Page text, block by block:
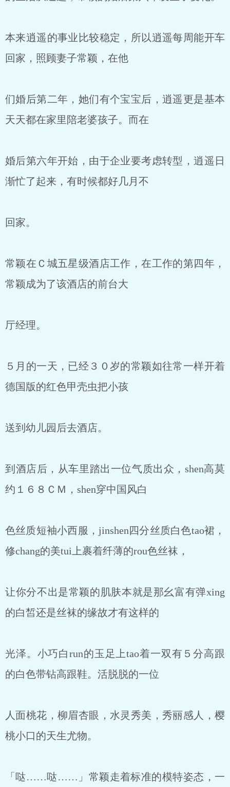
本来逍遥的事业比较稳定，所以逍遥每周能开车
回家，照顾妻子常颖，在他
们婚后第二年，她们有个宝宝后，逍遥更是基本
天天都在家里陪老婆孩子。而在
婚后第六年开始，由于企业要考虑转型，逍遥日
渐忙了起来，有时候都好几月不
回家。
常颖在Ｃ城五星级酒店工作，在工作的第四年，
常颖成为了该酒店的前台大
厅经理。
５月的一天，已经３０岁的常颖如往常一样开着
德国版的红色甲壳虫把小孩
送到幼儿园后去酒店。
到酒店后，从车里踏出一位气质出众，shen高莫
约１６８ＣＭ，shen穿中国风白
色丝质短袖小西服，jinshen四分丝质白色tao裙，
修chang的美tui上裹着纤薄的rou色丝袜，
让你分不出是常颖的肌肤本就是那幺富有弹xing
的白皙还是丝袜的缘故才有这样的
光泽。小巧白run的玉足上tao着一双有５分高跟
的白色带钻高跟鞋。活脱脱的一位
人面桃花，柳眉杏眼，水灵秀美，秀丽感人，樱
桃小口的天生尤物。
「哒……哒……」常颖走着标准的模特姿态，一